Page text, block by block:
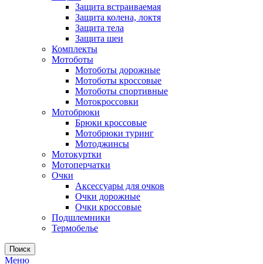
Защита встраиваемая
Защита колена, локтя
Защита тела
Защита шеи
Комплекты
Мотоботы
Мотоботы дорожные
Мотоботы кроссовые
Мотоботы спортивные
Мотокроссовки
Мотобрюки
Брюки кроссовые
Мотобрюки туринг
Мотоджинсы
Мотокуртки
Мотоперчатки
Очки
Аксессуары для очков
Очки дорожные
Очки кроссовые
Подшлемники
Термобелье
Поиск
Меню